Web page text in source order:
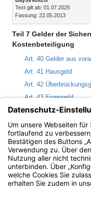
Text gilt ab: 01.07.2025
Fassung: 22.05.2013
Teil 7 Gelder der
Kostenbeteiligung
Art. 40 Gelder aus
Art. 41 Hausgeld
Art. 42
Art. 43 Eigengeld
Art. 44 Sondergeld
Art. 45 Taschengeld
Art. 46
Bayern.de
BayernPortal